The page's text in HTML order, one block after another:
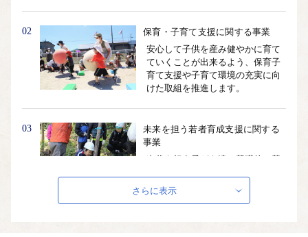
02
保育・子育て支援に関する事業
安心して子供を産み健やかに育て
ていくことが出来るよう、保育子
育て支援や子育て環境の充実に向
けた取組を推進します。
03
未来を担う若者育成支援に関する
事業
次代を担う子ども達の基礎的・基
取り組みや、誰もが自由に学ぶこ
とが出来る環境づくりを推進しま
さらに表示